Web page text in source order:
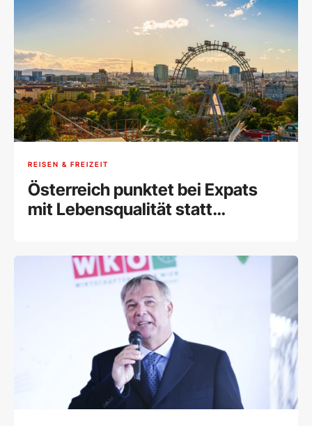
REISEN & FREIZEIT
Österreich punktet bei Expats
mit Lebensqualität statt